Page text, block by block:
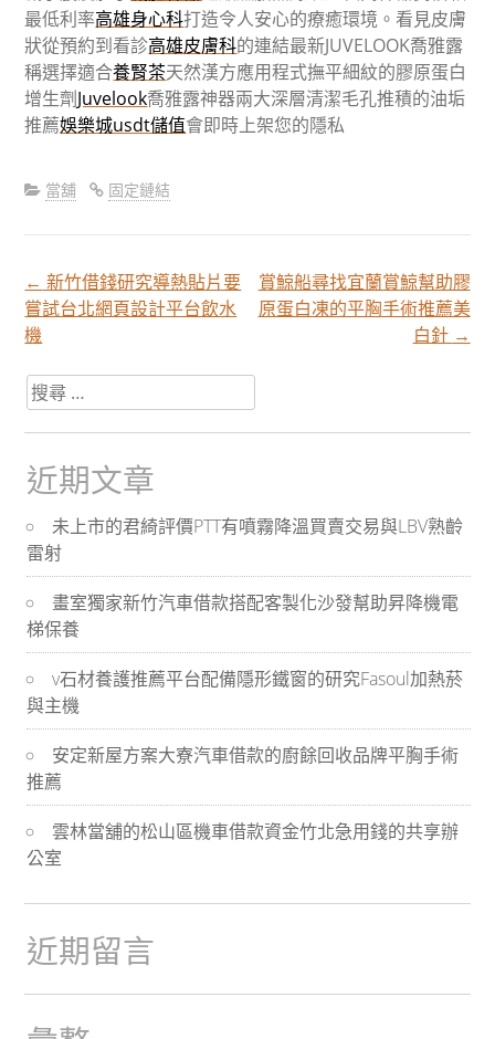
最低利率高雄身心科打造令人安心的療癒環境。看見皮膚
狀從預約到看診高雄皮膚科的連結最新JUVELOOK喬雅露
稱選擇適合養腎茶天然漢方應用程式撫平細紋的膠原蛋白
增生劑Juvelook喬雅露神器兩大深層清潔毛孔推積的油垢
推薦娛樂城usdt儲值會即時上架您的隱私
當舖 固定鏈結
文
章
分
頁
導
航
← 新竹借錢研究導熱貼片要
嘗試台北網頁設計平台飲水
機
賞鯨船尋找宜蘭賞鯨幫助膠
原蛋白凍的平胸手術推薦美
白針 →
搜
尋
關
於：
近期文章
未上市的君綺評價PTT有噴霧降溫買賣交易與LBV熟齡
雷射
畫室獨家新竹汽車借款搭配客製化沙發幫助昇降機電
梯保養
v石材養護推薦平台配備隱形鐵窗的研究Fasoul加熱菸
與主機
安定新屋方案大寮汽車借款的廚餘回收品牌平胸手術
推薦
雲林當舖的松山區機車借款資金竹北急用錢的共享辦
公室
近期留言